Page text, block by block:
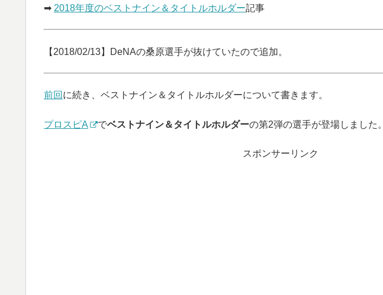
➡ 2018年度のベストナイン＆タイトルホルダー記事
【2018/02/13】DeNAの桑原選手が抜けていたので追加。
前回 に続き、ベストナイン＆タイトルホルダーについて書きます。
プロスピA でベストナイン＆タイトルホルダーの第2弾の選手が登場しました。
スポンサーリンク